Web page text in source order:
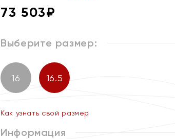
73 503₽
Выберите размер:
16 16.5
Как узнать свой размер
Информация